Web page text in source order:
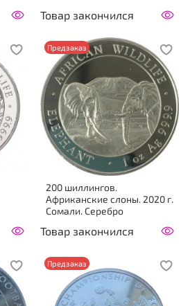
Товар закончился
Предзаказ
200 шиллингов.
Африканские слоны. 2020 г.
Сомали. Серебро
Товар закончился
Предзаказ